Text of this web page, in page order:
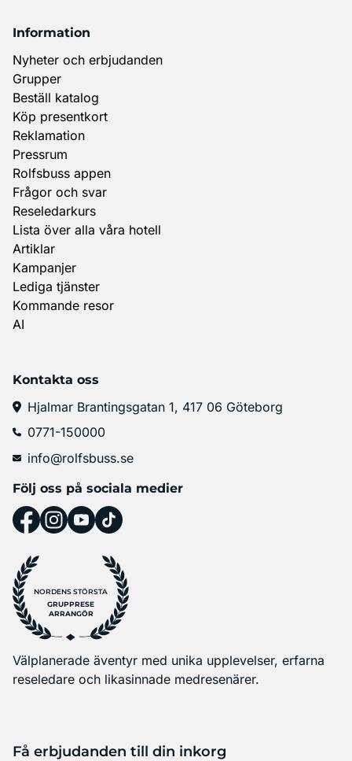
Information
Nyheter och erbjudanden
Grupper
Beställ katalog
Köp presentkort
Reklamation
Pressrum
Rolfsbuss appen
Frågor och svar
Reseledarkurs
Lista över alla våra hotell
Artiklar
Kampanjer
Lediga tjänster
Kommande resor
AI
Kontakta oss
Hjalmar Brantingsgatan 1, 417 06 Göteborg
0771-150000
info@rolfsbuss.se
Följ oss på sociala medier
NORDENS STÖRSTA
GRUPPRESE
ARRANGÖR
Välplanerade äventyr med unika upplevelser, erfarna
reseledare och likasinnade medresenärer.
Få erbjudanden till din inkorg